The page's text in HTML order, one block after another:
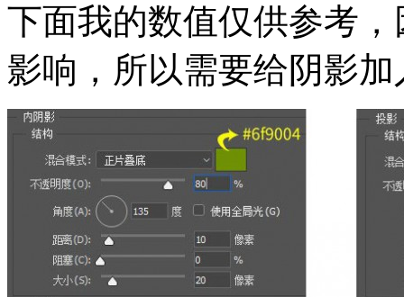
下面我的数值仅供参考
影响，所以需要给阴影